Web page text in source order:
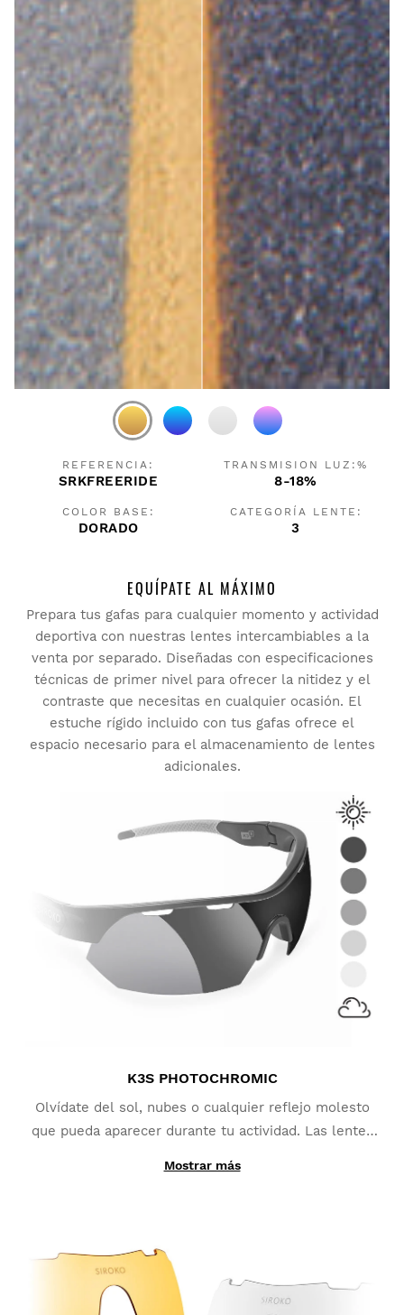
REFERENCIA:
SRKFREERIDE
TRANSMISION LUZ:%
8-18%
COLOR BASE:
DORADO
CATEGORÍA LENTE:
3
EQUÍPATE AL MÁXIMO
Prepara tus gafas para cualquier momento y actividad
deportiva con nuestras lentes intercambiables a la
venta por separado. Diseñadas con especificaciones
técnicas de primer nivel para ofrecer la nitidez y el
contraste que necesitas en cualquier ocasión. El
estuche rígido incluido con tus gafas ofrece el
espacio necesario para el almacenamiento de lentes
adicionales.
K3S PHOTOCHROMIC
Olvídate del sol, nubes o cualquier reflejo molesto
que pueda aparecer durante tu actividad. Las lentes
Gracias a su fabricación con materiales
cuestión de segundos (las categorías variarán en
función del modelo de lente fotocromática
seleccionada). Cuentan con una
cobertura adicional
Mostrar más